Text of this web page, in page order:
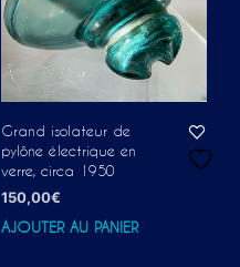
Grand isolateur de
pylône électrique en
verre, circa 1950
150,00€
AJOUTER AU PANIER